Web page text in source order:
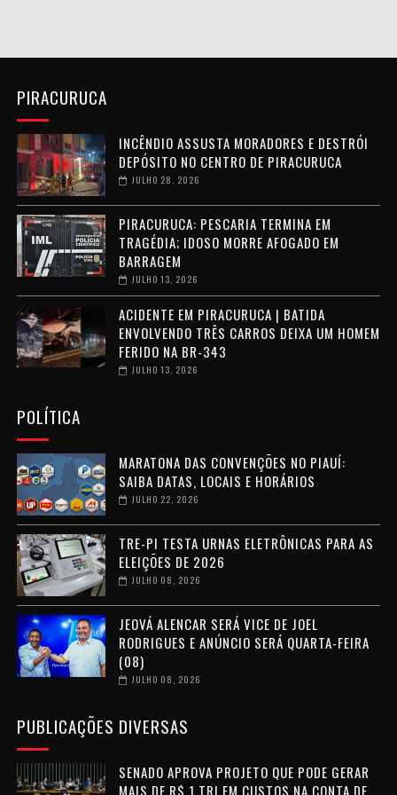
PIRACURUCA
INCÊNDIO ASSUSTA MORADORES E DESTRÓI
DEPÓSITO NO CENTRO DE PIRACURUCA
JULHO 28, 2026
PIRACURUCA: PESCARIA TERMINA EM
TRAGÉDIA; IDOSO MORRE AFOGADO EM
BARRAGEM
JULHO 13, 2026
ACIDENTE EM PIRACURUCA | BATIDA
ENVOLVENDO TRÊS CARROS DEIXA UM HOMEM
FERIDO NA BR-343
JULHO 13, 2026
POLÍTICA
MARATONA DAS CONVENÇÕES NO PIAUÍ:
SAIBA DATAS, LOCAIS E HORÁRIOS
JULHO 22, 2026
TRE-PI TESTA URNAS ELETRÔNICAS PARA AS
ELEIÇÕES DE 2026
JULHO 08, 2026
JEOVÁ ALENCAR SERÁ VICE DE JOEL
RODRIGUES E ANÚNCIO SERÁ QUARTA-FEIRA
(08)
JULHO 08, 2026
PUBLICAÇÕES DIVERSAS
SENADO APROVA PROJETO QUE PODE GERAR
MAIS DE R$ 1 TRI EM CUSTOS NA CONTA DE